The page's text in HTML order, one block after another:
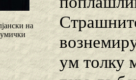
на
ум толку